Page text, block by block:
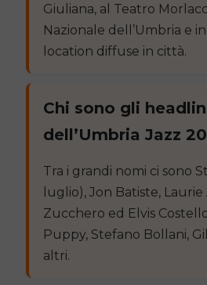
Giuliana, al Teatro
Nazionale dell’Umbria e
location diffuse in città.
Chi sono gli
dell’Umbria Jazz
Tra i grandi nomi ci sono
luglio), Jon Batiste,
Zucchero ed Elvis
Puppy, Stefano Bollani,
altri.